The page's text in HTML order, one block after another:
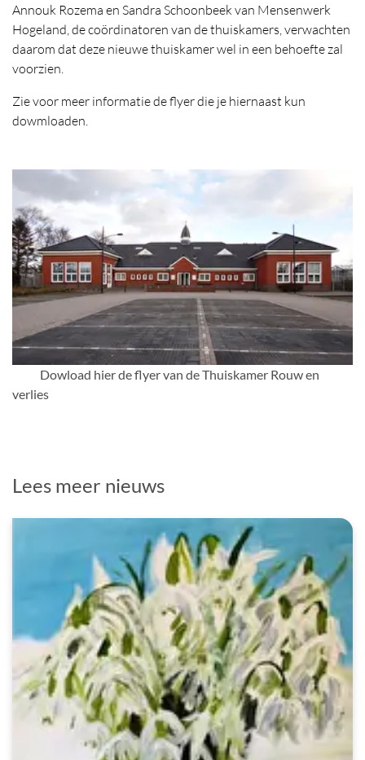
Annouk Rozema en Sandra Schoonbeek van Mensenwerk
Hogeland, de coördinatoren van de thuiskamers, verwachten
daarom dat deze nieuwe thuiskamer wel in een behoefte zal
voorzien.
Zie voor meer informatie de flyer die je hiernaast kun
dowmloaden.
PDF Bestand
Dowload hier de flyer van de Thuiskamer Rouw en
verlies
Lees meer nieuws